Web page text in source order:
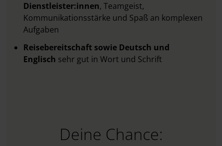
Dienstleister:innen, Teamgeist,
Kommunikationsstärke und Spaß an komplexen
Aufgaben
Reisebereitschaft sowie Deutsch und
Englisch sehr gut in Wort und Schrift
Deine Chance: